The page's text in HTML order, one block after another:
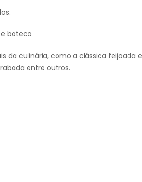
boteco
da culinária, como a clássica feijoada e
entre outros.